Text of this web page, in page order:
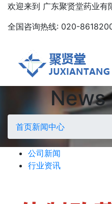
欢迎来到 广东聚贤堂药业有
全国咨询热线: 020-
News
首页新闻中心
公司新闻
行业资讯